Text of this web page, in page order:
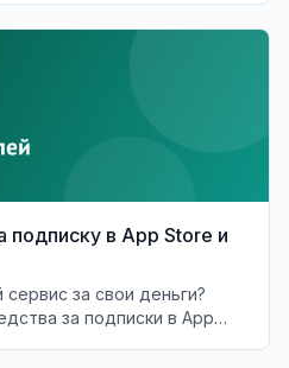
подписку в App Store и
за свои деньги?
за подписки в App